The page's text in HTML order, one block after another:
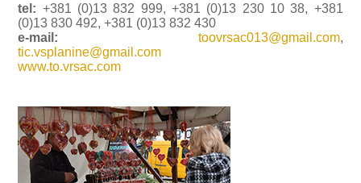
tel: +381 (0)13 832 999, +381 (0)13 230 10 38, +381
(0)13 830 492, +381 (0)13 832 430
e-mail: toovrsac013@gmail.com,
tic.vsplanine@gmail.com
www.to.vrsac.com